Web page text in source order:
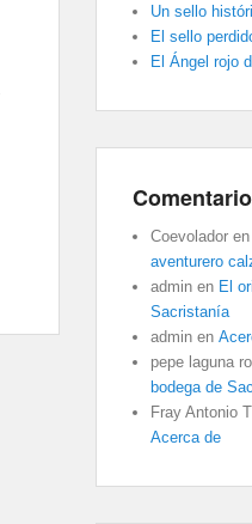
Un sello
El sello
El Ángel rojo
Coevolador en
aventurero
admin en El
Sacristanía
admin en
pepe laguna
bodega de
Fray Antonio
Acerca de